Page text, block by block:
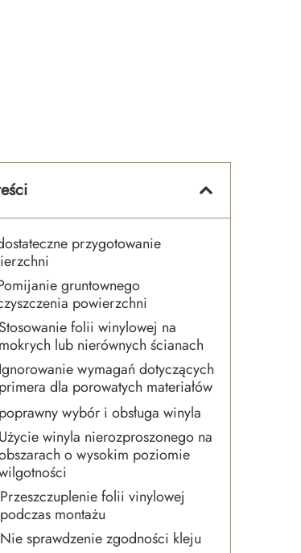
przygotowanie
gruntownego
powierzchni
Stosowanie folii winylowej na
mokrych lub nierównych ścianach
Ignorowanie wymagań dotyczących
primera dla porowatych materiałów
wybór i obsługa winyla
Użycie winyla nierozproszonego na
o wysokim poziomie
Przeszczuplenie folii vinylowej
podczas montażu
Nie sprawdzenie zgodności kleju